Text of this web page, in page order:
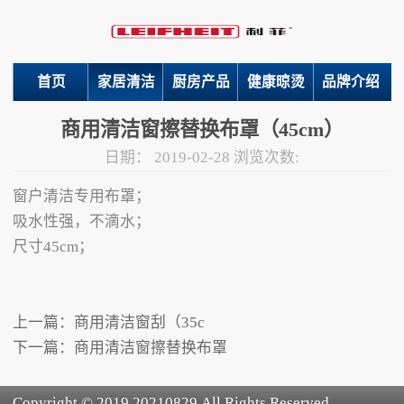
首页 家居清洁 厨房产品 健康晾烫 品牌介绍
商用清洁窗擦替换布罩（45cm）
日期： 2019-02-28 浏览次数:
窗户清洁专用布罩；
吸水性强，不滴水；
尺寸45cm；
上一篇： 商用清洁窗刮（35c
下一篇： 商用清洁窗擦替换布罩